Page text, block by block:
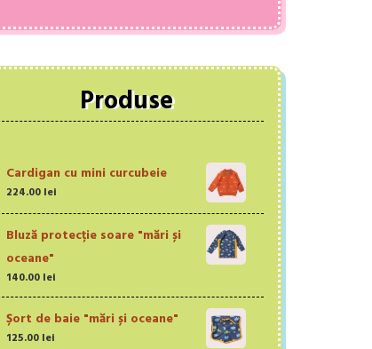
Produse
Cardigan cu mini curcubeie
224.00 lei
Bluză protecție soare "mări și
oceane"
140.00 lei
Șort de baie "mări și oceane"
125.00 lei